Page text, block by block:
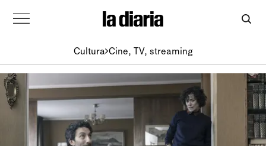
Cultura Cine, TV, streaming